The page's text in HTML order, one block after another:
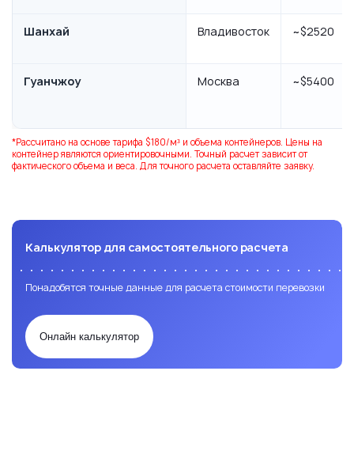
Шанхай Владивосток ~$2520
Гуанчжоу Москва ~$5400
*Рассчитано на основе тарифа $180/м³ и объема контейнеров. Цены на
контейнер являются ориентировочными. Точный расчет зависит от
фактического объема и веса. Для точного расчета оставляйте заявку.
Калькулятор для самостоятельного расчета
Понадобятся точные данные для расчета стоимости перевозки
Онлайн калькулятор